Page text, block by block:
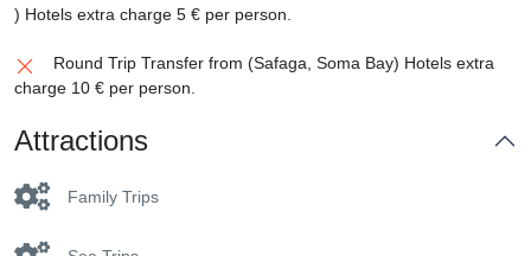
) Hotels extra charge 5 € per person.
Round Trip Transfer from (Safaga, Soma Bay) Hotels extra
charge 10 € per person.
Attractions
Family Trips